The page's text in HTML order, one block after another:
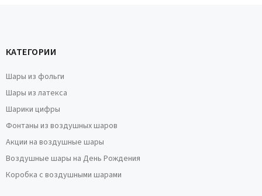
КАТЕГОРИИ
Шары из фольги
Шары из латекса
Шарики цифры
Фонтаны из воздушных шаров
Акции на воздушные шары
Воздушные шары на День Рождения
Коробка с воздушными шарами